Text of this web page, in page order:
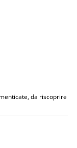
da riscoprire